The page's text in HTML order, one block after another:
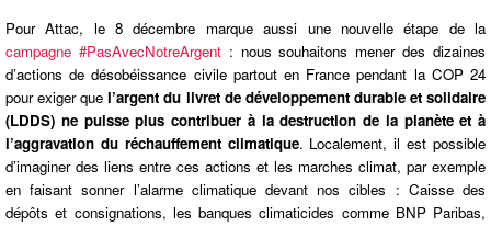
Pour Attac, le 8 décembre marque aussi une nouvelle étape de la
campagne #PasAvecNotreArgent: nous souhaitons mener des dizaines
d’actions de désobéissance civile partout en France pendant la COP 24
pour exiger que l’argent du livret de développement durable et solidaire
(LDDS) ne puisse plus contribuer à la destruction de la planète et à
l’aggravation du réchauffement climatique. Localement, il est possible
d’imaginer des liens entre ces actions et les marches climat, par exemple
en faisant sonner l’alarme climatique devant nos cibles : Caisse des
dépôts et consignations, les banques climaticides comme BNP Paribas,